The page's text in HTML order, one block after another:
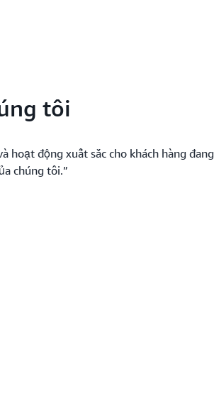
tôi
hoạt động xuất sắc cho khách hàng đang
chúng tôi.”